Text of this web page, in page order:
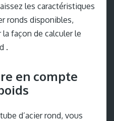
les caractéristiques
ronds disponibles,
façon de calculer le
.
en compte
d’acier rond, vous